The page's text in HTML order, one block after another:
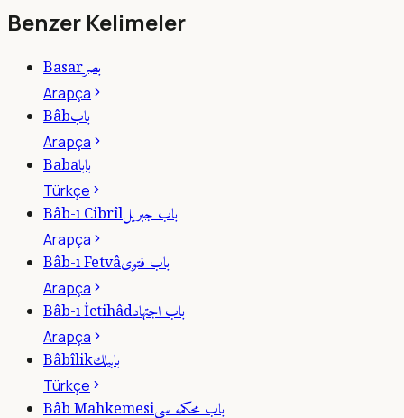
Benzer Kelimeler
Basarبصر
Arapça
Bâbباب
Arapça
Babaبابا
Türkçe
Bâb-ı Cibrîlباب جبريل
Arapça
Bâb-ı Fetvâباب فتوى
Arapça
Bâb-ı İctihâdباب اجتهاد
Arapça
Bâbîlikبابيلك
Türkçe
Bâb Mahkemesiباب محكمه سى